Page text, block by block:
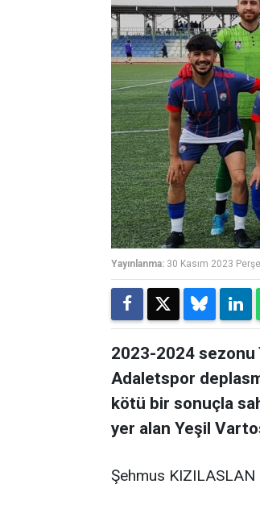
Yayınlanma: 30 Kasım 2023
2023-2024 sezonu
Adaletspor
kötü bir sonuçla
yer alan Yeşil
Şehmus KIZILASLAN